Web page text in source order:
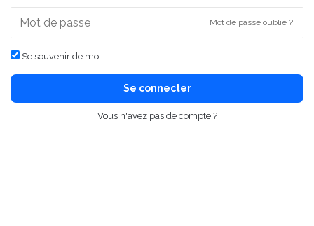
Mot de passe oublié ?
Se souvenir de moi
Se connecter
Vous n'avez pas de compte ?